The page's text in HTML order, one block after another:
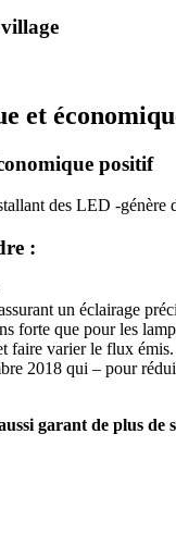
et
positif
des LED -génère
:
un éclairage
forte que pour les
faire varier le flux
2018 qui – pour
garant de plus de